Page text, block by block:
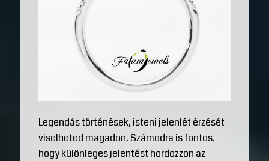
Legendás történések, isteni jelenlét érzését
viselheted magadon. Számodra is fontos,
hogy különleges jelentést hordozzon az